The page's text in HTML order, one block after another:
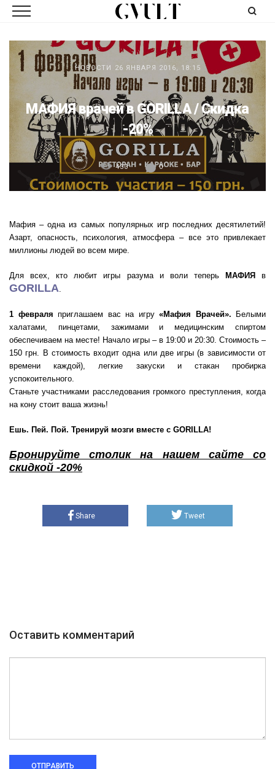
НОВОСТИ 26 ЯНВАРЯ 2016, 18:15
МАФИЯ врачей в GORILLA / Скидка
-20%
430 0
Мафия – одна из самых популярных игр последних десятилетий!
Азарт, опасность, психология, атмосфера – все это привлекает
миллионы людей во всем мире.
Для всех, кто любит игры разума и воли теперьМАФИЯ в
GORILLA.
1 февраля приглашаем вас на игру«Мафия Врачей». Белыми
халатами, пинцетами, зажимами и медицинским спиртом
обеспечиваем на месте! Начало игры – в 19:00 и 20:30. Стоимость –
150 грн. В стоимость входит одна или две игры (в зависимости от
времени каждой), легкие закуски и стакан пробирка
успокоительного.
Станьте участниками расследования громкого преступления, когда
на кону стоит ваша жизнь!
Ешь. Пей. Пой. Тренируй мозги вместе с GORILLA!
Бронируйте столик на нашем сайте со
скидкой -20%
Share Tweet
Оставить комментарий
ОТПРАВИТЬ